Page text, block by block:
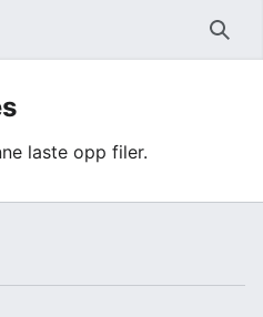
Søk
laste opp filer.